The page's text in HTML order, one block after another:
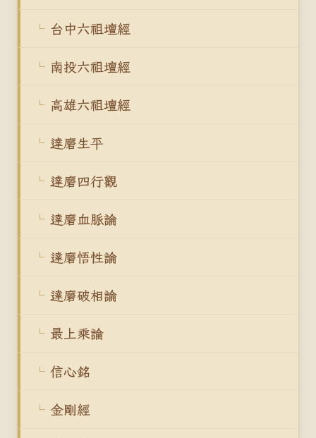
台中六祖壇經
南投六祖壇經
高雄六祖壇經
達磨生平
達磨四行觀
達磨血脈論
達磨悟性論
達磨破相論
最上乘論
信心銘
金剛經